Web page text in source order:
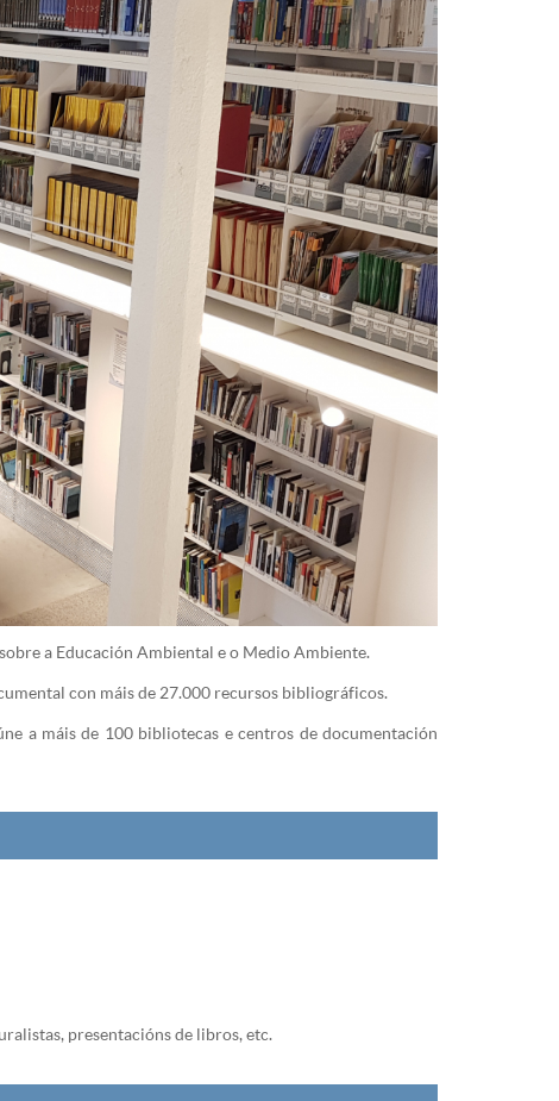
a Educación Ambiental e o Medio Ambiente.
con máis de 27.000 recursos bibliográficos.
a máis de 100 bibliotecas e centros de documentación
presentacións de libros, etc.